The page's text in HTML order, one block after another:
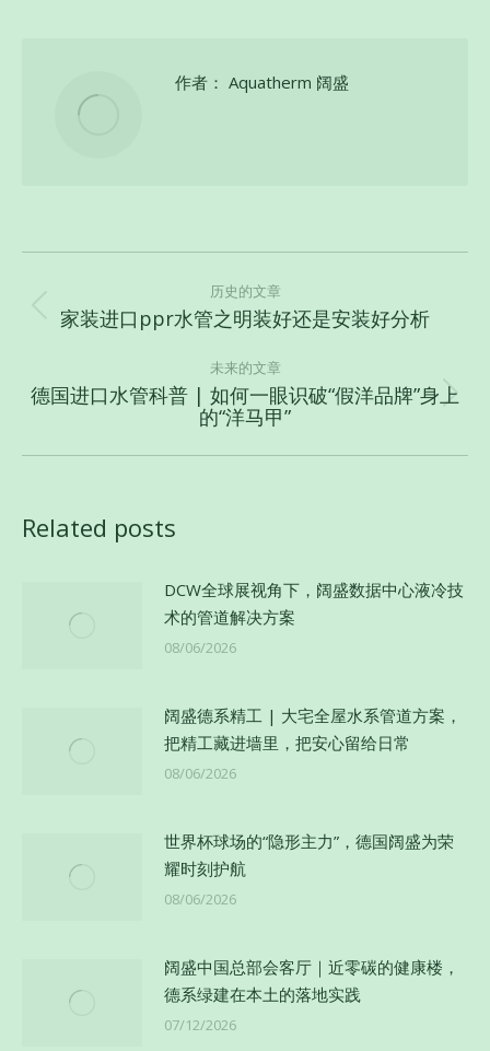
作者： Aquatherm 阔盛
历史的文章
历
的
文
章：
家装进口ppr水管之明装好还是安装好分析
未来的文章
未
来
的
德国进口水管科普 | 如何一眼识破“假洋品牌”身上
的“洋马甲”
Related posts
DCW全球展视角下，阔盛数据中心液冷技
术的管道解决方案
08/06/2026
阔盛德系精工 | 大宅全屋水系管道方案，
把精工藏进墙里，把安心留给日常
08/06/2026
世界杯球场的“隐形主力”，德国阔盛为荣
耀时刻护航
08/06/2026
阔盛中国总部会客厅｜近零碳的健康楼，
德系绿建在本土的落地实践
07/12/2026